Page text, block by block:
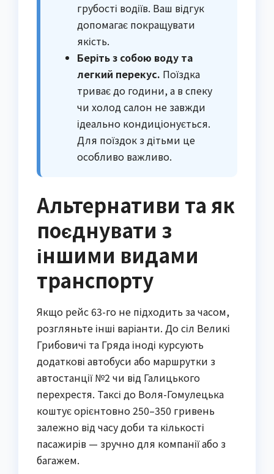
грубості водіїв. Ваш відгук
допомагає покращувати
якість.
Беріть з собою воду та
легкий перекус. Поїздка
триває до години, а в спеку
чи холод салон не завжди
ідеально кондиціонується.
Для поїздок з дітьми це
особливо важливо.
Альтернативи та як
поєднувати з
іншими видами
транспорту
Якщо рейс 63-го не підходить за часом,
розгляньте інші варіанти. До сіл Великі
Грибовичі та Гряда іноді курсують
додаткові автобуси або маршрутки з
автостанції №2 чи від Галицького
перехрестя. Таксі до Воля-Гомулецька
коштує орієнтовно 250–350 гривень
залежно від часу доби та кількості
пасажирів — зручно для компанії або з
багажем.